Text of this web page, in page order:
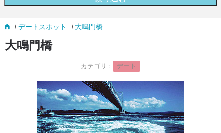
デートスポット 大鳴門橋
大鳴門橋
カテゴリ： デート